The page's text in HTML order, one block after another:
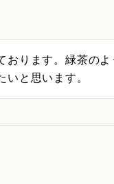
おります。緑茶の
と思います。